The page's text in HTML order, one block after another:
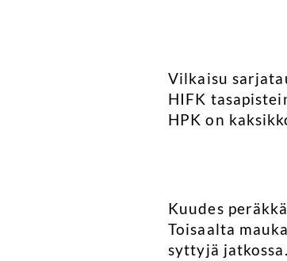
Vilkaisu
HIFK
HPK on
Kuudes
Toisaalta
syttyjä jatkossa.